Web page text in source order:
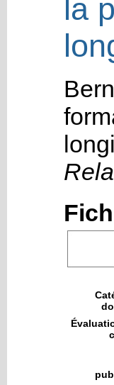
la